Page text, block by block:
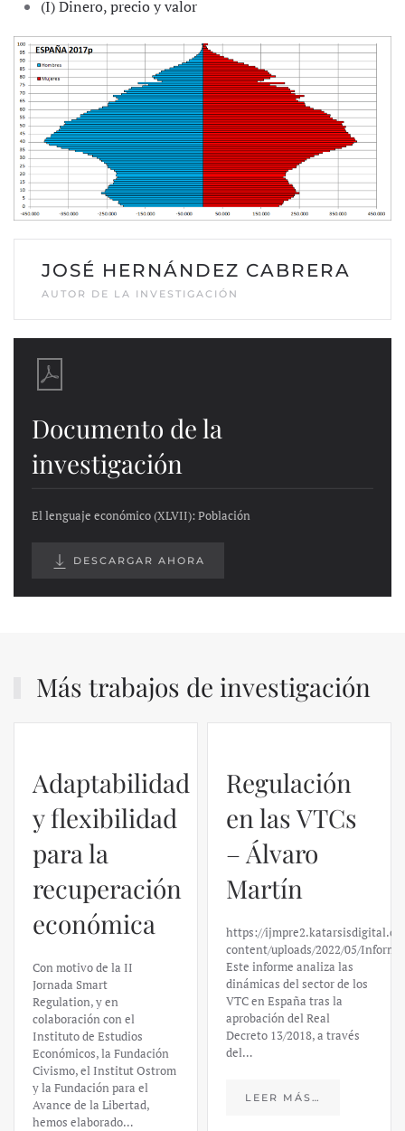
(I) Dinero, precio y valor
JOSÉ HERNÁNDEZ CABRERA
AUTOR DE LA INVESTIGACIÓN
Documento de la
investigación
El lenguaje económico (XLVII): Población
DESCARGAR AHORA
Más trabajos de investigación
Adaptabilidad
y flexibilidad
para la
recuperación
económica
Con motivo de la II
Jornada Smart
Regulation, y en
colaboración con el
Instituto de Estudios
Económicos, la Fundación
Civismo, el Institut Ostrom
y la Fundación para el
Avance de la Libertad,
hemos elaborado…
Regulación
en las VTCs
– Álvaro
Martín
https://
content/uploads/2022/05/
Este informe analiza las
dinámicas del sector de los
VTC en España tras la
aprobación del Real
Decreto 13/2018, a través
del…
LEER MÁS…